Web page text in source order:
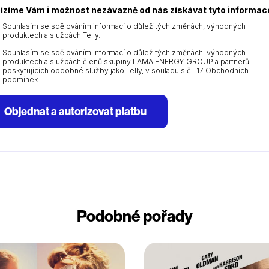
Vám i možnost nezávazně od nás získávat tyto
Souhlasím se sdělováním informací o důležitých změnách, výhodných
produktech a službách Telly.
Souhlasím se sdělováním informací o důležitých změnách, výhodných
produktech a službách členů skupiny LAMA ENERGY GROUP a partnerů,
poskytujících obdobné služby jako Telly, v souladu s čl. 17 Obchodních
podmínek.
Objednat a autorizovat platbu
Podobné pořady